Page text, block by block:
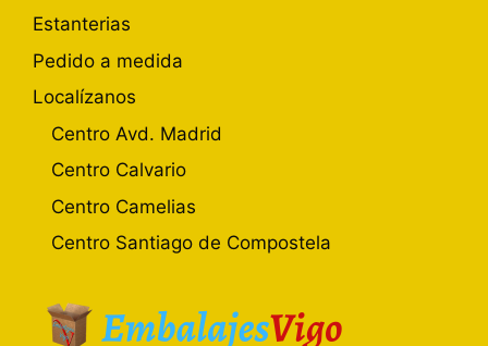
Estanterias
Pedido a medida
Localízanos
Centro Avd. Madrid
Centro Calvario
Centro Camelias
Centro Santiago de Compostela